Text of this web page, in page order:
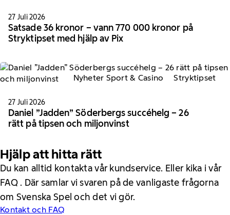
27 Juli 2026
Satsade 36 kronor – vann 770 000 kronor på
Stryktipset med hjälp av Pix
Nyheter Sport & Casino Stryktipset
27 Juli 2026
Daniel ”Jadden” Söderbergs succéhelg – 26
rätt på tipsen och miljonvinst
Hjälp att hitta rätt
Du kan alltid kontakta vår kundservice. Eller kika i vår
FAQ . Där samlar vi svaren på de vanligaste frågorna
om Svenska Spel och det vi gör.
Kontakt och FAQ